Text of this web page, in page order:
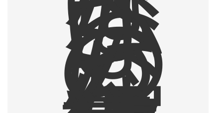
い
も
の
に
な